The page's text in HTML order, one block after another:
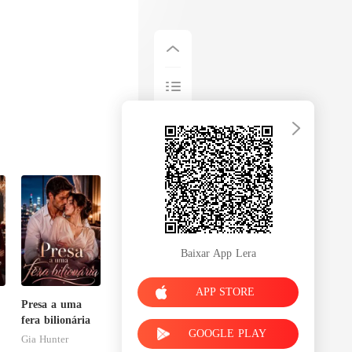
Presa a uma
fera bilionária
Gia Hunter
Baixar App Lera
APP STORE
GOOGLE PLAY